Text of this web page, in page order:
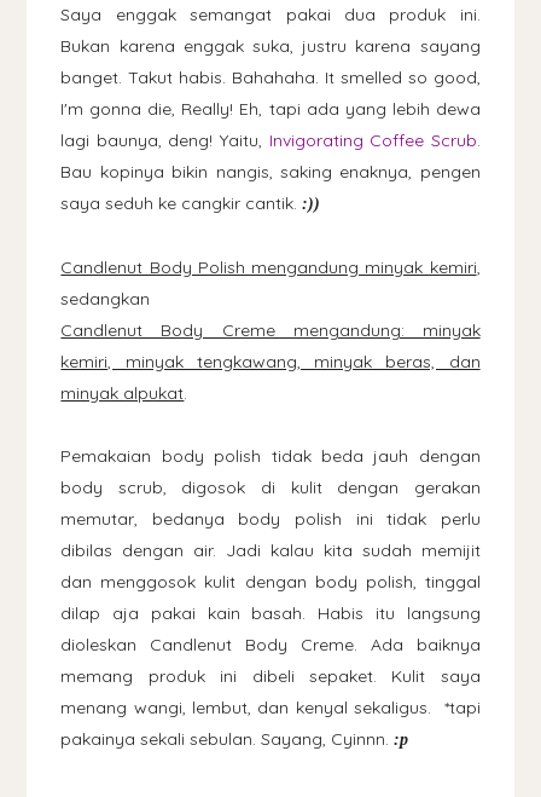
Saya enggak semangat pakai dua produk ini.
Bukan karena enggak suka, justru karena sayang
banget. Takut habis. Bahahaha. It smelled so good,
I'm gonna die, Really! Eh, tapi ada yang lebih dewa
lagi baunya, deng! Yaitu, Invigorating Coffee Scrub.
Bau kopinya bikin nangis, saking enaknya, pengen
saya seduh ke cangkir cantik.:))
Candlenut Body Polish mengandung minyak kemiri,
sedangkan
Candlenut Body Creme mengandung: minyak
kemiri, minyak tengkawang, minyak beras, dan
minyak alpukat.
Pemakaian body polish tidak beda jauh dengan
body scrub, digosok di kulit dengan gerakan
memutar, bedanya body polish ini tidak perlu
dibilas dengan air. Jadi kalau kita sudah memijit
dan menggosok kulit dengan body polish, tinggal
dilap aja pakai kain basah. Habis itu langsung
dioleskan Candlenut Body Creme. Ada baiknya
memang produk ini dibeli sepaket. Kulit saya
menang wangi, lembut, dan kenyal sekaligus. *tapi
pakainya sekali sebulan. Sayang, Cyinnn.:p